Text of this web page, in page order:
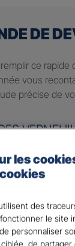
DE
ce rapide
vous
précise de
de revenu
les
des
le site
personnaliser
de